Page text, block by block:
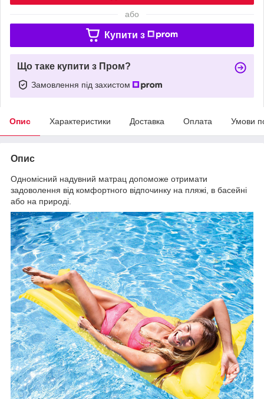
або
Купити з
Що таке купити з Пром?
Замовлення під захистом
Опис Характеристики Доставка Оплата Умови
Опис
Одномісний надувний матрац допоможе отримати
задоволення від комфортного відпочинку на пляжі, в басейні
або на природі.